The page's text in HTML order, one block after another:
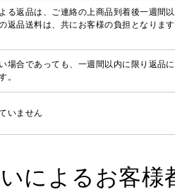
る返品は、ご連絡の上商品到着後一週間
返品送料は、共にお客様の負担となりま
場合であっても、一週間以内に限り返品
。
いません
によるお客